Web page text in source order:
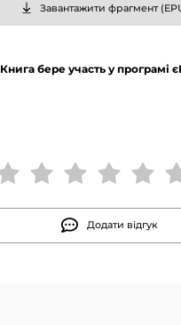
Завантажити фрагмент (
Книга бере участь у програмі
Додати відгук